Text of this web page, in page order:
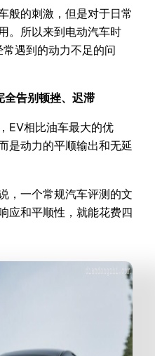
般的刺激，但是对于日常
。所以来到电动汽车时
遇到的动力不足的问
全告别顿挫、迟滞
EV相比油车最大的优
是动力的平顺输出和无延
，一个常规汽车评测的文
应和平顺性，就能花费四